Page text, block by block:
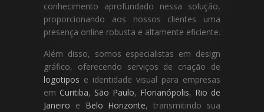
conhecimento aprofundado nessa solução,
proporcionando aos nossos clientes uma
presença online robusta e altamente eficiente.
Além disso, somos especialistas em design
gráfico, oferecendo serviços de criação de
logotipos e identidade visual para empresas
em Curitiba, São Paulo, Florianópolis, Rio de
Janeiro e Belo Horizonte, transmitindo sua